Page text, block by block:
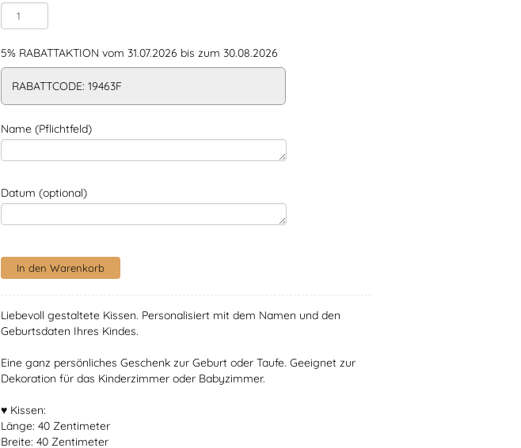
5% RABATTAKTION vom 31.07.2026 bis zum 30.08.2026
RABATTCODE: 19463F
Name (Pflichtfeld)
Datum (optional)
Liebevoll gestaltete Kissen. Personalisiert mit dem Namen und den
Geburtsdaten Ihres Kindes.
Eine ganz persönliches Geschenk zur Geburt oder Taufe. Geeignet zur
Dekoration für das Kinderzimmer oder Babyzimmer.
♥ Kissen:
Länge: 40 Zentimeter
Breite: 40 Zentimeter